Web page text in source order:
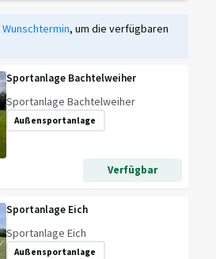
Wunschtermin, um die verfügbaren
Sportanlage Bachtelweiher
Sportanlage Bachtelweiher
Außensportanlage
Verfügbar
Sportanlage Eich
Sportanlage Eich
Außensportanlage